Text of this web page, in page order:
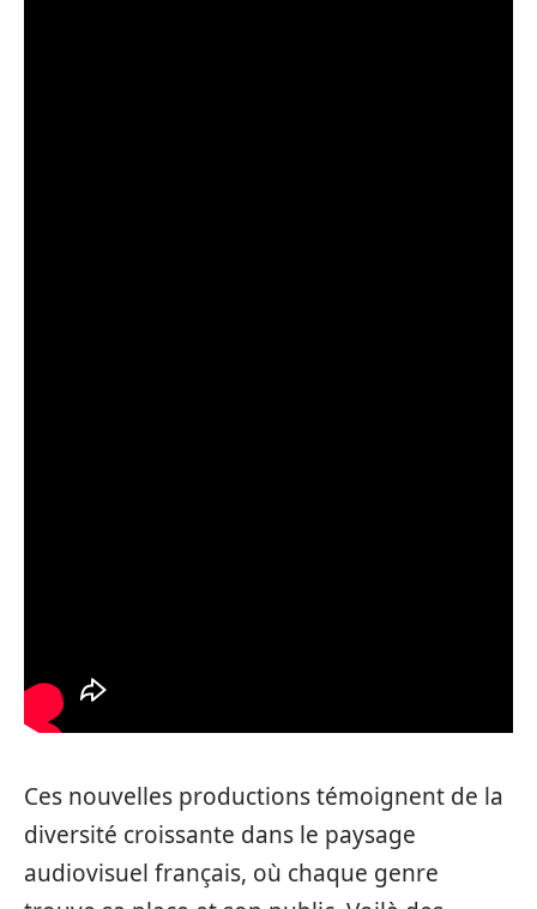
Ces nouvelles productions témoignent de la
diversité croissante dans le paysage
audiovisuel français, où chaque genre